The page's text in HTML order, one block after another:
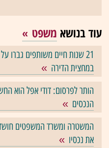
עוד בנושא משפט
21 שנות חיים משותפים גברו
במחצית הדירה
הותר לפרסום: דודי אפל הוא
הנכסים
המשטרה ומשרד המשפטים
את נכסיו